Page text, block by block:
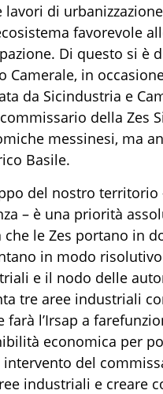
di
favorevole
Di questo si è
Camerale, in
da Sicindustria e
della Zes
messinesi, ma
Basile.
del nostro territorio
– è una priorità
che le Zes portano in
in modo
e il nodo delle
tre aree industriali
farà l’Irsap a fare
bilità economica per
del
industriali e creare